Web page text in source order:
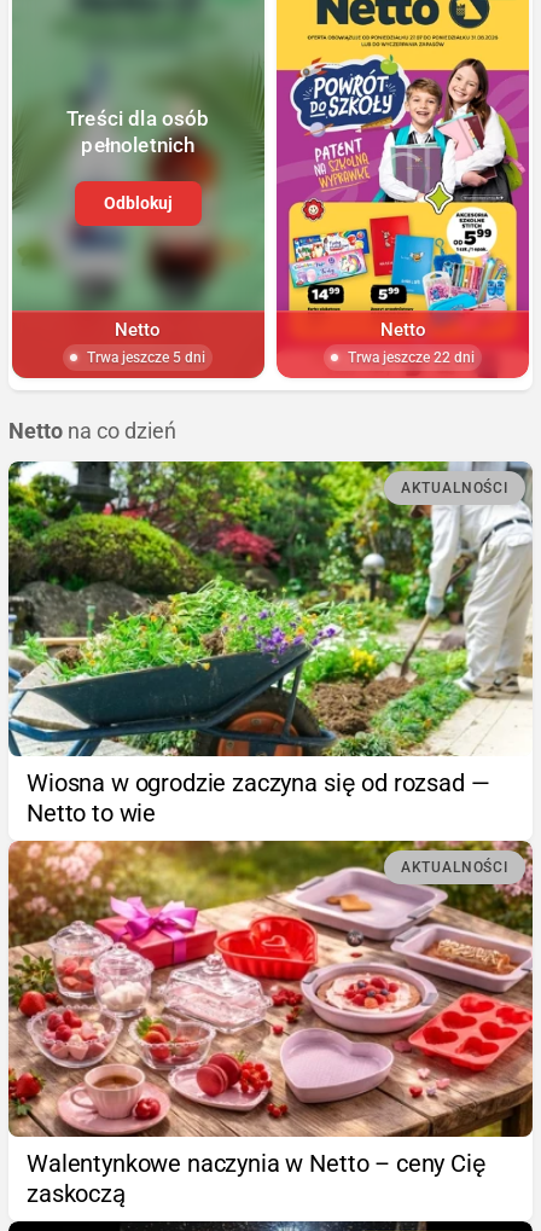
Treści dla osób
pełnoletnich
Odblokuj
Netto
Trwa jeszcze 5 dni
Netto
Trwa jeszcze 22 dni
Netto na co dzień
AKTUALNOŚCI
Wiosna w ogrodzie zaczyna się od rozsad —
Netto to wie
AKTUALNOŚCI
Walentynkowe naczynia w Netto – ceny Cię
zaskoczą